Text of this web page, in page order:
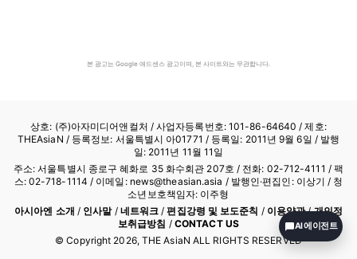
본 광고는 Google 애드센스 광고이며, 본 사이트와는 무관합니다.
상호: (주)아자미디어앤컬처 /사업자등록번호: 101-86-64640 / 제호:
THEAsiaN / 등록정보: 서울특별시 아01771 / 등록일: 2011년 9월 6일 / 발행
일: 2011년 11월 11일
주소: 서울특별시 종로구 혜화로 35 화수회관 207호 / 전화: 02-712-4111 / 팩
스: 02-718-1114 / 이메일: news@theasian.asia / 발행인·편집인: 이상기 / 청
소년보호책임자: 이주형
아시아엔 소개 / 인사말/ 네트워크 /편집강령 및 보도준칙 / 이용약관/개인정
보취급방침 / CONTACT US
© Copyright 2026, THE AsiaN ALL RIGHTS RESERVED
AI 에이전트